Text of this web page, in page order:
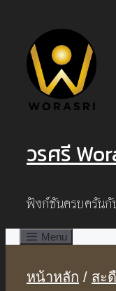
content
วรศรี
ฟังก์ชันครบครันกั
Menu
หน้าหลัก / สะ